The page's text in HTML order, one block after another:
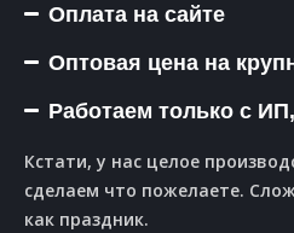
Оплата на сайте
Оптовая цена на
Работаем только с
Кстати, у нас целое
сделаем что пожелаете.
как праздник.